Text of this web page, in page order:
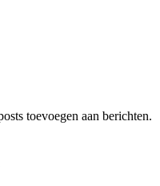
toevoegen aan berichten.